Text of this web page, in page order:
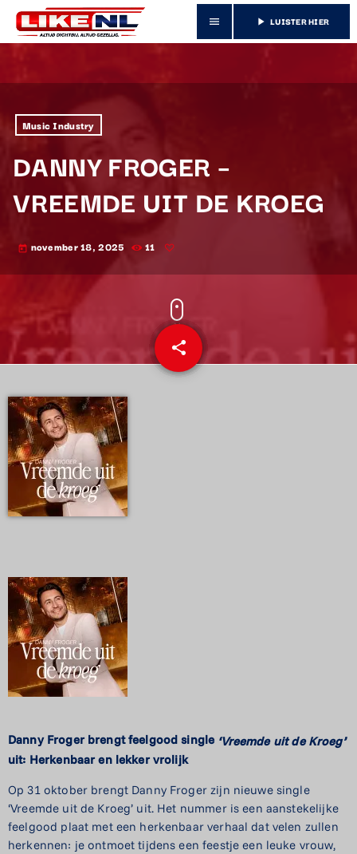
menu play_arrow LUISTER HIER
Music Industry
DANNY FROGER –
VREEMDE UIT DE KROEG
today november 18, 2025 11
share
email
Danny Froger brengt feelgood single ‘Vreemde uit de Kroeg’
uit: Herkenbaar en lekker vrolijk
Op 31 oktober brengt Danny Froger zijn nieuwe single
‘Vreemde uit de Kroeg’ uit. Het nummer is een aanstekelijke
feelgood plaat met een herkenbaar verhaal dat velen zullen
herkennen: je ontmoet tijdens een feestje een leuke vrouw,